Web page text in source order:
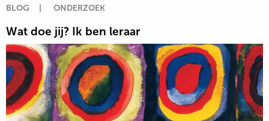
BLOG ONDERZOEK
Wat doe jij? Ik ben leraar
Lees
meer
over